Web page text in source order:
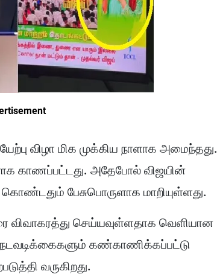
விழா மிக முக்கிய நாளாக அமைந்தது.
காணப்பட்டது. அதேபோல் விஜயின்
கொண்டதும் பேசுபொருளாக மாறியுள்ளது.
செய்யவுள்ளதாக வெளியான
நடவடிக்கைகளும் கண்காணிக்கப்பட்டு
வருகிறது.